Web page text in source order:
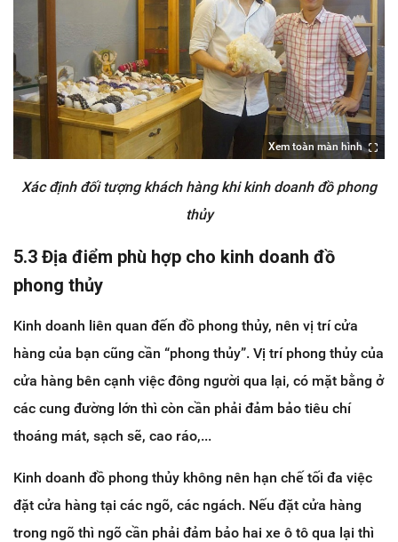
Xem toàn màn hình
Xác định đối tượng khách hàng khi kinh doanh đồ phong
thủy
5.3 Địa điểm phù hợp cho kinh doanh đồ
phong thủy
Kinh doanh liên quan đến đồ phong thủy, nên vị trí cửa
hàng của bạn cũng cần “phong thủy”. Vị trí phong thủy của
cửa hàng bên cạnh việc đông người qua lại, có mặt bằng ở
các cung đường lớn thì còn cần phải đảm bảo tiêu chí
thoáng mát, sạch sẽ, cao ráo,...
Kinh doanh đồ phong thủy không nên hạn chế tối đa việc
đặt cửa hàng tại các ngõ, các ngách. Nếu đặt cửa hàng
trong ngõ thì ngõ cần phải đảm bảo hai xe ô tô qua lại thì